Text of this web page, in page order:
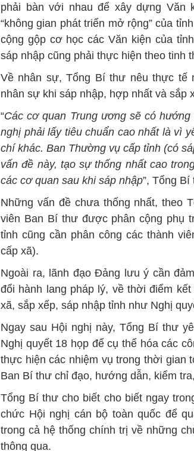
phải bàn với nhau để xây dựng Văn
“không gian phát triển mở rộng” của
cộng gộp cơ học các Văn kiện của
sáp nhập cũng phải thực hiện theo tinh
Về nhân sự, Tổng Bí thư nêu thực tế
nhân sự khi sáp nhập, hợp nhất và sắp
“Các cơ quan Trung ương sẽ có
nghị phải lấy tiêu chuẩn cao nhất là vì
chí khác. Ban Thường vụ cấp tỉnh (có
vấn đề này, tạo sự thống nhất cao
các cơ quan sau khi sáp nhập”, Tổng
Những vấn đề chưa thống nhất, theo
viên Ban Bí thư được phân cộng phụ
tỉnh cũng cần phân công các thành
cấp xã).
Ngoài ra, lãnh đạo Đảng lưu ý cần
đổi hành lang pháp lý, về thời điểm
xã, sắp xếp, sáp nhập tỉnh như Nghị
Ngay sau Hội nghị này, Tổng Bí thư
Nghị quyết 18 họp để cụ thể hóa các
thực hiện các nhiệm vụ trong thời gian
Ban Bí thư chỉ đạo, hướng dẫn, kiểm
Tổng Bí thư cho biết cho biết ngay
chức Hội nghị cán bộ toàn quốc để
trong cả hệ thống chính trị về những
thông qua.